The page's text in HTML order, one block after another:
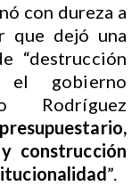
con dureza a
que dejó una
“destrucción
el gobierno
Rodríguez
construcción
”.